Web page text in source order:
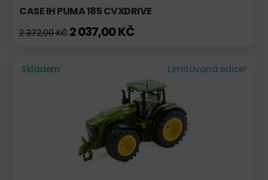
CASE IH PUMA 185 CVXDRIVE
2 372,00 KČ 2 037,00 KČ
Skladem Limitovaná edice!